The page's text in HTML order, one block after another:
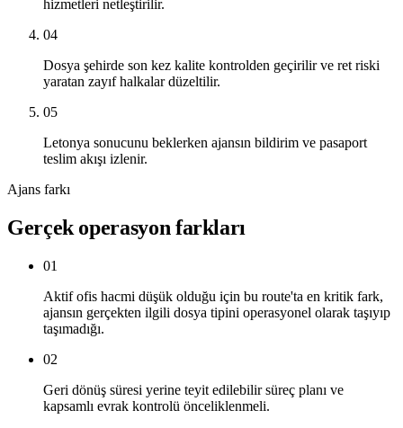
hizmetleri netleştirilir.
04
Dosya şehirde son kez kalite kontrolden geçirilir ve ret riski
yaratan zayıf halkalar düzeltilir.
05
Letonya sonucunu beklerken ajansın bildirim ve pasaport
teslim akışı izlenir.
Ajans farkı
Gerçek operasyon farkları
01
Aktif ofis hacmi düşük olduğu için bu route'ta en kritik fark,
ajansın gerçekten ilgili dosya tipini operasyonel olarak taşıyıp
taşımadığı.
02
Geri dönüş süresi yerine teyit edilebilir süreç planı ve
kapsamlı evrak kontrolü önceliklenmeli.